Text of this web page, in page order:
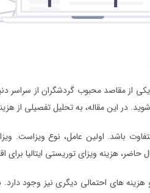
از مقاصد محبوب گردشگران از سراسر
در این مقاله، به تحلیل تفصیلی از
باشد. اولین عامل، نوع ویزاست.
هزینه ویزای توریستی ایتالیا برای اقامت
های احتمالی دیگری نیز وجود دارد.